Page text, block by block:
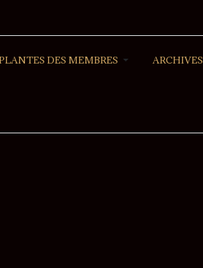
DES MEMBRES ARCHIVES